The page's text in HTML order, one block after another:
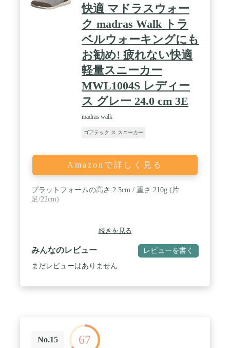
快適 マドラスウォー
ク madras Walk トラ
ベルウォーキングにも
お勧め! 疲れない快適
軽量スニーカー
MWL1004S レディー
ス グレー 24.0 cm 3E
madras walk
ゴアテック ス スニーカー
Amazonで詳しく見る
プラットフォームの高さ:2.5cm / 重さ:210g (片
足/22cm)
続きを見る
みんなのレビュー レビューを書く
まだレビューはありません
No.15 67